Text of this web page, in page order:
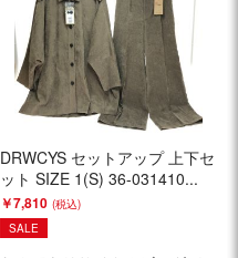
DRWCYS セットアップ 上下セ
ット SIZE 1(S) 36-031410...
￥7,810
SALE